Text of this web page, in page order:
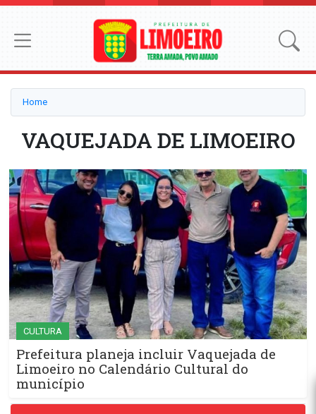
Home
VAQUEJADA DE LIMOEIRO
CULTURA
Prefeitura planeja incluir Vaquejada de
Limoeiro no Calendário Cultural do
município